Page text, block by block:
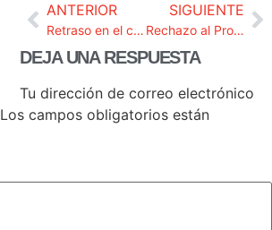
ANTERIOR
Retraso en el concurso para la cobertura de plazas en el Ministerio Fiscal.
SIGUIENTE
Rechazo al Proyecto de Real Decreto en el que se establece la plantilla orgánica del Ministerio Fiscal.
DEJA UNA RESPUESTA
Tu dirección de correo electrónico
Los campos obligatorios están